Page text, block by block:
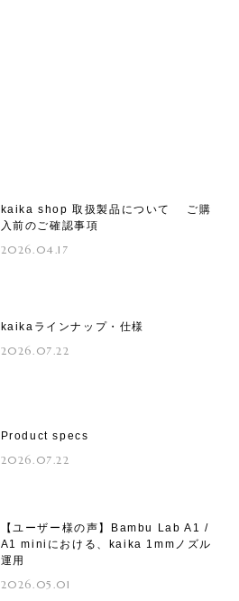
kaika shop 取扱製品について ご購
入前のご確認事項
2026.04.17
kaikaラインナップ・仕様
2026.07.22
Product specs
2026.07.22
【ユーザー様の声】Bambu Lab A1 /
A1 miniにおける、kaika 1mmノズル
運用
2026.05.01